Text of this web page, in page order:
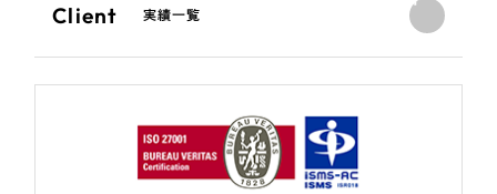
Client 実績一覧